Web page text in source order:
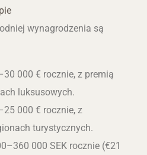
wynagrodzenia są
000 € rocznie, z premią
luksusowych.
000 € rocznie, z
turystycznych.
000 SEK rocznie (€21